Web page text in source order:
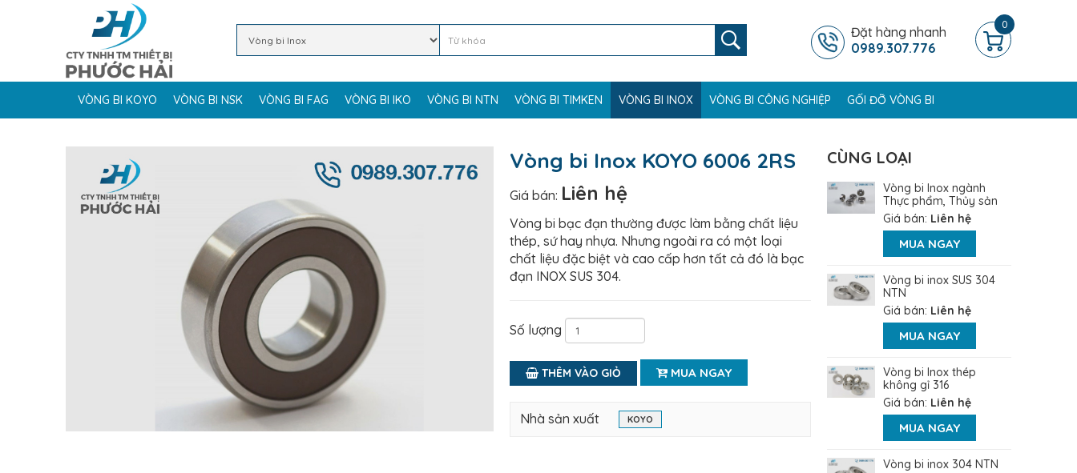
Đặt hàng nhanh
0989.307.776
0
VÒNG BI KOYO VÒNG BI NSK VÒNG BI FAG VÒNG BI IKO VÒNG BI NTN VÒNG BI TIMKEN VÒNG BI INOX VÒNG BI CÔNG NGHIỆP GỐI ĐỠ VÒNG BI
Vòng bi Inox KOYO 6006 2RS
Giá bán: Liên hệ
Vòng bi bạc đạn thường được làm bằng chất liệu
thép, sứ hay nhựa. Nhưng ngoài ra có một loại
chất liệu đặc biệt và cao cấp hơn tất cả đó là bạc
đạn INOX SUS 304.
Số lượng
THÊM VÀO GIỎ MUA NGAY
Nhà sản xuất KOYO
CÙNG LOẠI
Vòng bi Inox ngành
Thực phẩm, Thủy sản
Giá bán: Liên hệ
MUA NGAY
Vòng bi inox SUS 304
NTN
Giá bán: Liên hệ
MUA NGAY
Vòng bi Inox thép
không gỉ 316
Giá bán: Liên hệ
MUA NGAY
Vòng bi inox 304 NTN